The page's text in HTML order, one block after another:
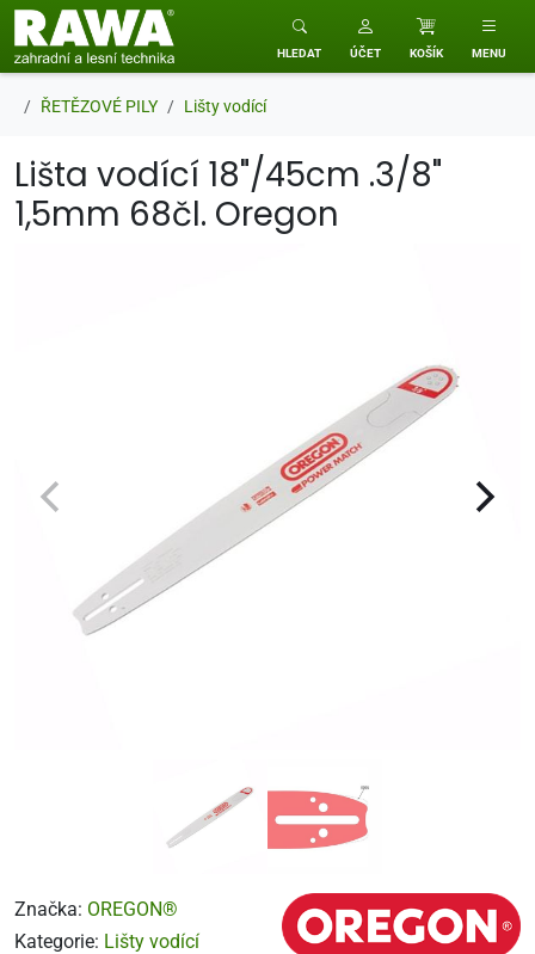
RAWA zahradní a lesní technika
HLEDAT ÚČET KOŠÍK MENU
ŘETĚZOVÉ PILY Lišty vodící
Lišta vodící 18"/45cm .3/8"
1,5mm 68čl. Oregon
Značka: OREGON®
Kategorie: Lišty vodící